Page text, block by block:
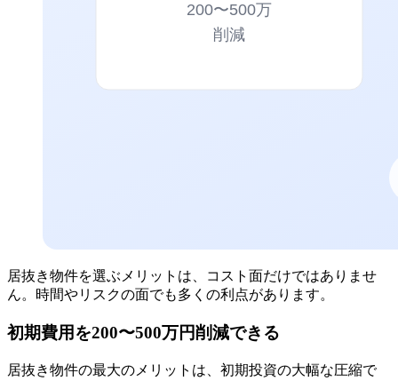
居抜き物件を選ぶメリットは、コスト面だけではありませ
ん。時間やリスクの面でも多くの利点があります。
初期費用を200〜500万円削減できる
居抜き物件の最大のメリットは、初期投資の大幅な圧縮で